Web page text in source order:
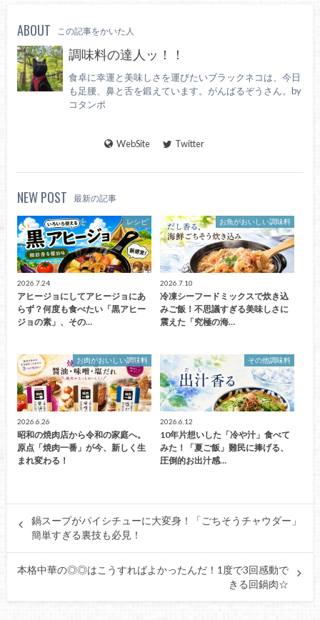
ABOUT この記事をかいた人
調味料の達人ッ！！
食卓に幸運と美味しさを運びたいブラックネコは、今日
も足腰、鼻と舌を鍛えています。がんばるぞうさん。by
コタンポ
WebSite Twitter
NEW POST 最新の記事
レシピ
2026.7.24
アヒージョにしてアヒージョにあ
らず？何度も食べたい「黒アヒー
ジョの素」、その…
お魚がおいしい調味料
2026.7.10
冷凍シーフードミックスで炊き込
みご飯！不思議すぎる美味しさに
震えた「究極の海…
お肉がおいしい調味料
2026.6.26
昭和の焼肉店から令和の家庭へ。
原点「焼肉一番」が今、新しく生
まれ変わる！
その他調味料
2026.6.12
10年片想いした「冷や汁」食べて
みた！「夏ご飯」難民に捧げる、
圧倒的お出汁感…
鍋スープがパイシチューに大変身！「ごちそうチャウダー」
簡単すぎる裏技も必見！
本格中華の◎◎はこうすればよかったんだ！1度で3回感動で
きる回鍋肉☆